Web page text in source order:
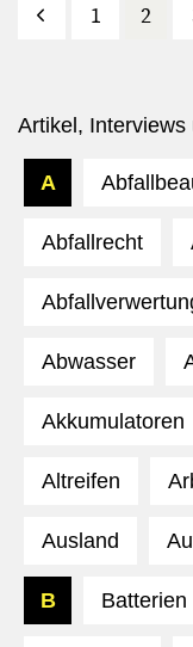
Zurück 1 2
Artikel, Interviews
A
Abfallrecht
Abwasser
Akkumulatoren
Altreifen
Ausland
B Batterien